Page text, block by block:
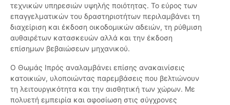
τεχνικών υπηρεσιών υψηλής ποιότητας. Το εύρος των
επαγγελματικών του δραστηριοτήτων περιλαμβάνει τη
διαχείριση και έκδοση οικοδομικών αδειών, τη ρύθμιση
αυθαιρέτων κατασκευών αλλά και την έκδοση
επίσημων βεβαιώσεων μηχανικού.
Ο Θωμάς Ιπρός αναλαμβάνει επίσης ανακαινίσεις
κατοικιών, υλοποιώντας παρεμβάσεις που βελτιώνουν
τη λειτουργικότητα και την αισθητική των χώρων. Με
πολυετή εμπειρία και αφοσίωση στις σύγχρονες